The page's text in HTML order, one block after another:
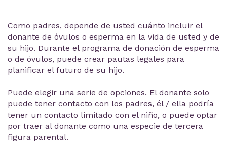
Como padres, depende de usted cuánto incluir el
donante de óvulos o esperma en la vida de usted y de
su hijo. Durante el programa de donación de esperma
o de óvulos, puede crear pautas legales para
planificar el futuro de su hijo.
Puede elegir una serie de opciones. El donante solo
puede tener contacto con los padres, él / ella podría
tener un contacto limitado con el niño, o puede optar
por traer al donante como una especie de tercera
figura parental.